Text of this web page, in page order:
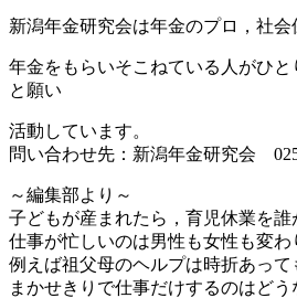
新潟年金研究会は年金のプロ，社会
年金をもらいそこねている人がひ
と願い
活動しています。
問い合わせ先：新潟年金研究会
～編集部より～
子どもが産まれたら，育児休業を誰
仕事が忙しいのは男性も女性も変わ
例えば祖父母のヘルプは時折あっ
まかせきりで仕事だけするのはどう